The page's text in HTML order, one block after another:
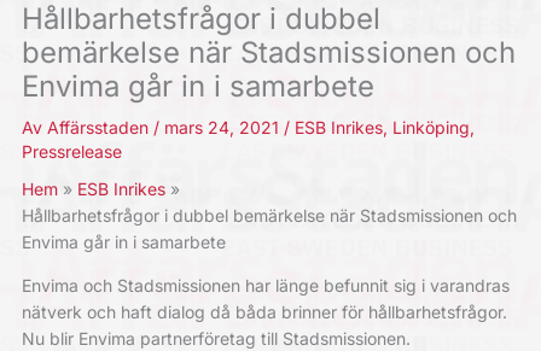
Hållbarhetsfrågor i dubbel
bemärkelse när Stadsmissionen och
Envima går in i samarbete
Av Affärsstaden / mars 24, 2021 / ESB Inrikes, Linköping,
Pressrelease
Hem
ESB Inrikes
Hållbarhetsfrågor i dubbel bemärkelse när Stadsmissionen och
Envima går in i samarbete
Envima och Stadsmissionen har länge befunnit sig i varandras
nätverk och haft dialog då båda brinner för hållbarhetsfrågor.
Nu blir Envima partnerföretag till Stadsmissionen.